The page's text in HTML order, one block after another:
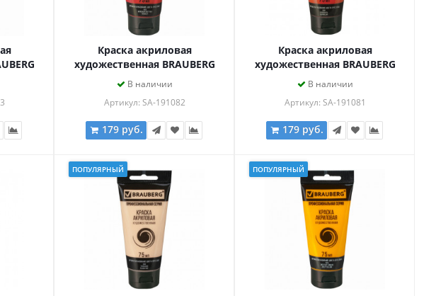
Краска акриловая
художественная BRAUBERG
ART CLASSIC, туба 75мл,
В наличии
Артикул: SA-191082
179 руб.
Краска акриловая
художественная BRAUBERG
ART CLASSIC, туба 75мл,
В наличии
Артикул: SA-191081
179 руб.
ПОПУЛЯРНЫЙ ПОПУЛЯРНЫЙ